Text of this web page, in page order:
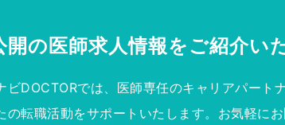
開の医師求人情報をご紹介い
ビDOCTORでは、医師専任のキャリアパート
の転職活動をサポートいたします。お気軽にお